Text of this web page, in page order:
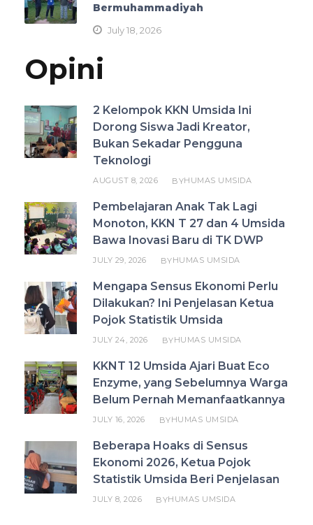
Bermuhammadiyah
July 18, 2026
Opini
2 Kelompok KKN Umsida Ini
Dorong Siswa Jadi Kreator,
Bukan Sekadar Pengguna
Teknologi
AUGUST 8, 2026 BYHUMAS UMSIDA
Pembelajaran Anak Tak Lagi
Monoton, KKN T 27 dan 4 Umsida
Bawa Inovasi Baru di TK DWP
JULY 29, 2026 BYHUMAS UMSIDA
Mengapa Sensus Ekonomi Perlu
Dilakukan? Ini Penjelasan Ketua
Pojok Statistik Umsida
JULY 24, 2026 BYHUMAS UMSIDA
KKNT 12 Umsida Ajari Buat Eco
Enzyme, yang Sebelumnya Warga
Belum Pernah Memanfaatkannya
JULY 16, 2026 BYHUMAS UMSIDA
Beberapa Hoaks di Sensus
Ekonomi 2026, Ketua Pojok
Statistik Umsida Beri Penjelasan
JULY 8, 2026 BYHUMAS UMSIDA